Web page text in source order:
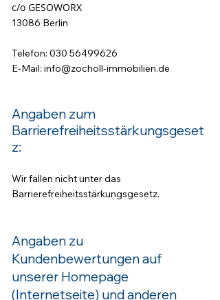
c/o GESOWORX
13086 Berlin
Telefon: 030 56499626
E-Mail: info@zocholl-immobilien.de
Angaben zum
Barrierefreiheitsstärkungsgeset
z:
Wir fallen nicht unter das
Barrierefreiheitsstärkungsgesetz.
Angaben zu
Kundenbewertungen auf
unserer Homepage
(Internetseite) und anderen